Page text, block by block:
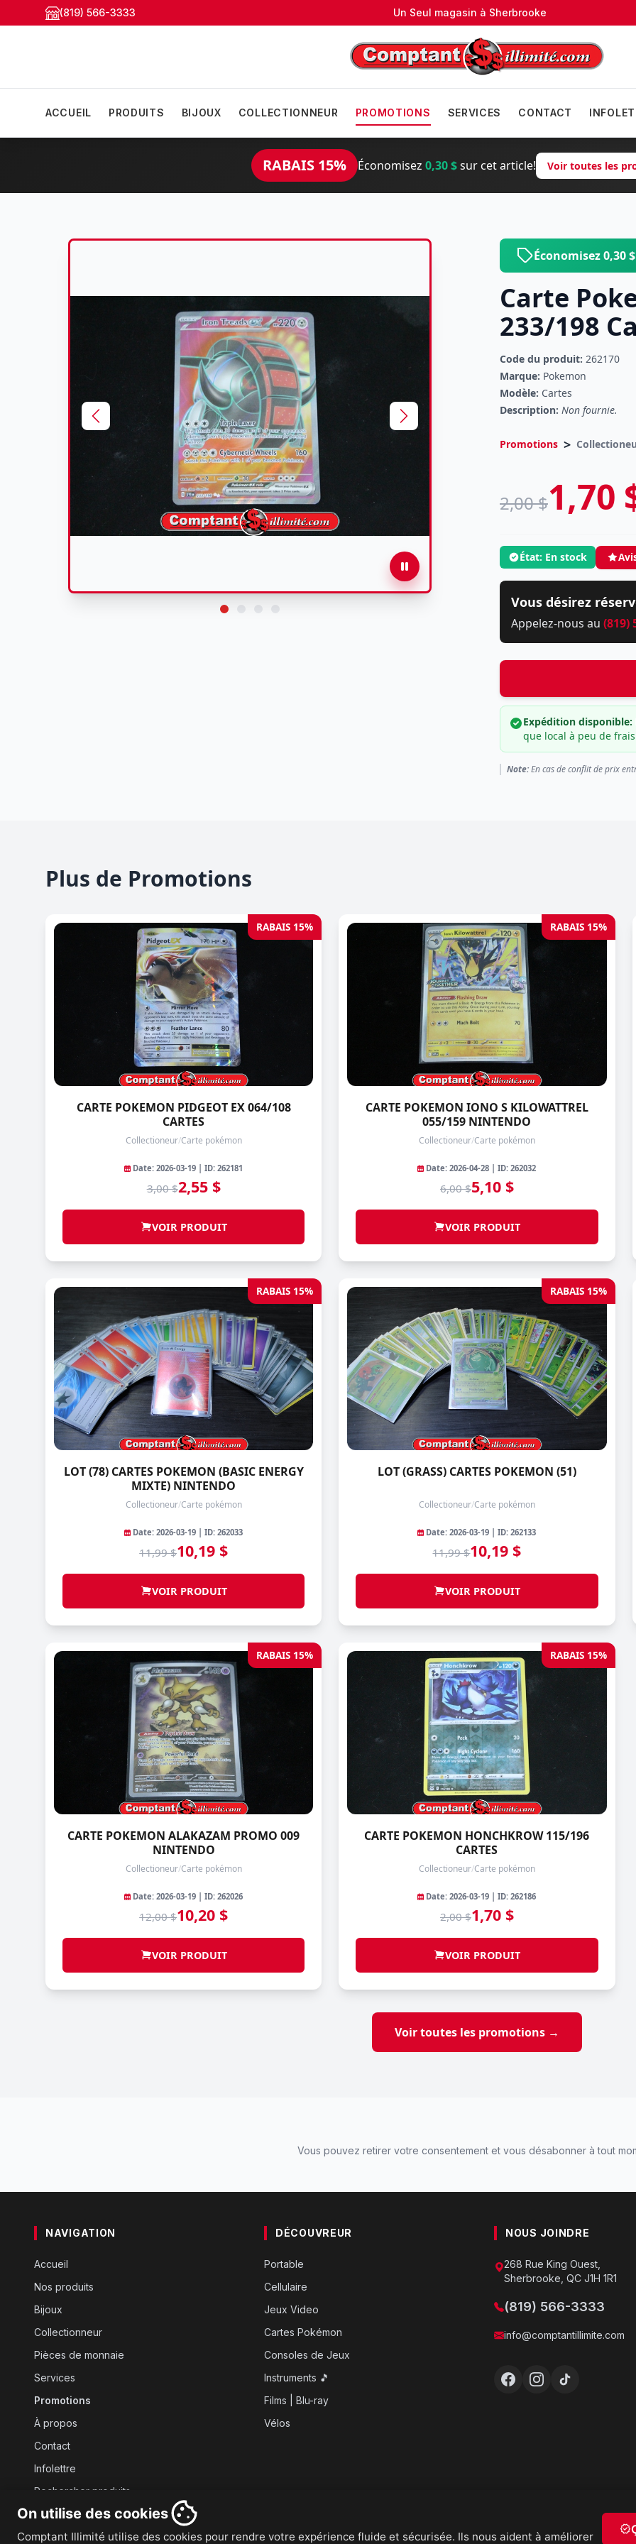
On utilise des cookies
Comptant Illimité utilise des cookies pour rendre votre expérience fluide et sécurisée. Ils nous aident à améliorer
verified
(819) 566-3333 Un Seul magasin à Sherbrooke
ACCUEIL PRODUITS BIJOUX COLLECTIONNEUR PROMOTIONS SERVICES CONTACT
RABAIS 15% Économisez 0,30 $sur cet article! Voir toutes les
Économisez 0,30
Carte
233/198
Code du produit: 262170
Marque: Pokemon
Modèle: Cartes
Description: Non fournie.
Promotions >
2,00 $1,70
État: En stock
Vous désirez
Appelez-nous au (819)
Expédition disponible:
que local à peu de frais
Note:En cas de conflit de prix
Plus de Promotions
RABAIS 15%
CARTE POKEMON PIDGEOT EX 064/108
CARTES
Collectioneur/Carte pokémon
Date: 2026-03-19 | ID: 262181
3,00 $2,55 $
VOIR PRODUIT
RABAIS 15%
CARTE POKEMON IONO S KILOWATTREL
055/159 NINTENDO
Collectioneur/Carte pokémon
Date: 2026-04-28 | ID: 262032
6,00 $5,10 $
VOIR PRODUIT
RABAIS 15%
LOT (78) CARTES POKEMON (BASIC ENERGY
MIXTE) NINTENDO
Collectioneur/Carte pokémon
Date: 2026-03-19 | ID: 262033
11,99 $10,19 $
VOIR PRODUIT
RABAIS 15%
LOT (GRASS) CARTES POKEMON (51)
Collectioneur/Carte pokémon
Date: 2026-03-19 | ID: 262133
11,99 $10,19 $
VOIR PRODUIT
RABAIS 15%
CARTE POKEMON ALAKAZAM PROMO 009
NINTENDO
Collectioneur/Carte pokémon
Date: 2026-03-19 | ID: 262026
12,00 $10,20 $
VOIR PRODUIT
RABAIS 15%
CARTE POKEMON HONCHKROW 115/196
CARTES
Collectioneur/Carte pokémon
Date: 2026-03-19 | ID: 262186
2,00 $1,70 $
VOIR PRODUIT
Voir toutes les promotions →
Vous pouvez retirer votre consentement et vous désabonner à tout
NAVIGATION
Accueil
Nos produits
Bijoux
Collectionneur
Pièces de monnaie
Services
Promotions
À propos
Contact
Infolettre
Rechercher produits
DÉCOUVREUR
Portable
Cellulaire
Jeux Video
Cartes Pokémon
Consoles de Jeux
Instruments 🎵
Films | Blu-ray
Vélos
NOUS JOINDRE
268 Rue King Ouest,
Sherbrooke, QC J1H 1R1
(819) 566-3333
info@comptantillimite.com